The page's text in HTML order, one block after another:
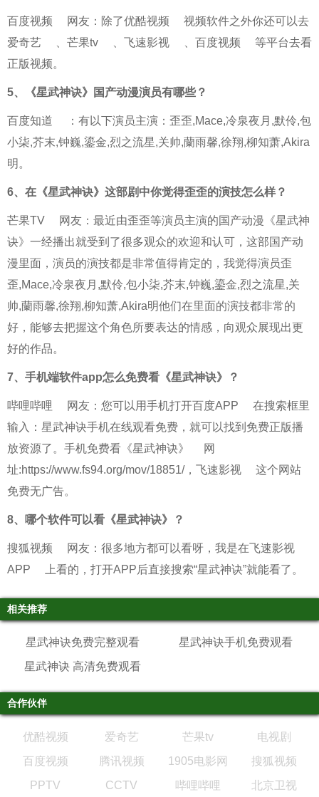
百度视频 网友：除了优酷视频
视频软件之外你还可以去
爱奇艺
、 芒果tv 、 飞速影视 、 百度视频
等平台去看
正版视频。
5、 《星武神诀》国产动漫演员有哪些？
百度知道
：有以下演员主演：歪歪,Mace,冷泉夜月,默伶,包
小柒,芥末,钟巍,鎏金,烈之流星,关帅,蘭雨馨,徐翔,柳知萧,Akira
明。
6、 在《星武神诀》这部剧中你觉得歪歪的演技怎么样？
芒果TV
网友：最近由歪歪等演员主演的国产动漫《星武神
诀》一经播出就受到了很多观众的欢迎和认可，这部国产动
漫里面，演员的演技都是非常值得肯定的，我觉得演员歪
歪,Mace,冷泉夜月,默伶,包小柒,芥末,钟巍,鎏金,烈之流星,关
帅,蘭雨馨,徐翔,柳知萧,Akira明他们在里面的演技都非常的
好，能够去把握这个角色所要表达的情感，向观众展现出更
好的作品。
7、 手机端软件app怎么免费看《星武神诀》？
哔哩哔哩 网友：您可以用手机打开百度APP
在搜索框里
输入：星武神诀手机在线观看免费，就可以找到免费正版播
放资源了。手机免费看 《星武神诀》
网
址:https://www.fs94.org/mov/18851/， 飞速影视
这个网站
免费无广告。
8、 哪个软件可以看《星武神诀》？
搜狐视频 网友：很多地方都可以看呀，我是在飞速影视
APP
上看的，打开APP后直接搜索“星武神诀”就能看了。
相关推荐
星武神诀免费完整观看
星武神诀手机免费观看
星武神诀 高清免费观看
合作伙伴
优酷视频 爱奇艺 芒果tv
电视剧
百度视频
腾讯视频 1905电影网
搜狐视频
PPTV
CCTV 哔哩哔哩 北京卫视